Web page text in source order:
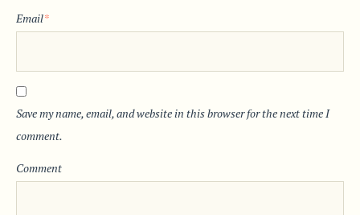
Email*
Save my name, email, and website in this browser for the next time I
comment.
Comment